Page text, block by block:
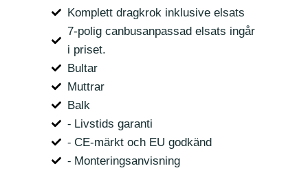
Komplett dragkrok inklusive elsats
7-polig canbusanpassad elsats ingår
i priset.
Bultar
Muttrar
Balk
⁃ Livstids garanti
⁃ CE-märkt och EU godkänd
⁃ Monteringsanvisning